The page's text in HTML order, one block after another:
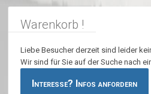
Warenkorb !
Liebe Besucher derzeit sind leider
Wir sind für Sie auf der Suche nach
Interesse? Infos anfordern